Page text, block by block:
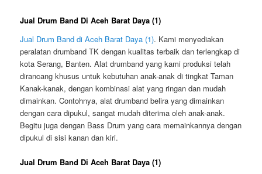
Jual Drum Band Di Aceh Barat Daya (1)
Jual Drum Band di Aceh Barat Daya (1). Kami menyediakan
peralatan drumband TK dengan kualitas terbaik dan terlengkap di
kota Serang, Banten. Alat drumband yang kami produksi telah
dirancang khusus untuk kebutuhan anak-anak di tingkat Taman
Kanak-kanak, dengan kombinasi alat yang ringan dan mudah
dimainkan. Contohnya, alat drumband belira yang dimainkan
dengan cara dipukul, sangat mudah diterima oleh anak-anak.
Begitu juga dengan Bass Drum yang cara memainkannya dengan
dipukul di sisi kanan dan kiri.
Jual Drum Band Di Aceh Barat Daya (1)